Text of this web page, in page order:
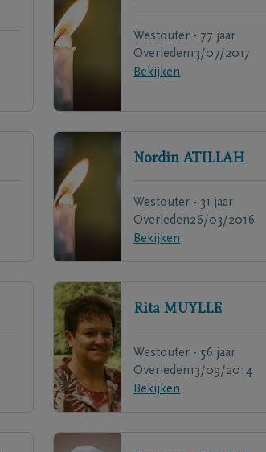
Westouter - 77 jaar
Overleden13/07/2017
Bekijken
Nordin ATILLAH
Westouter - 31 jaar
Overleden26/03/2016
Bekijken
Rita MUYLLE
Westouter - 56 jaar
Overleden13/09/2014
Bekijken